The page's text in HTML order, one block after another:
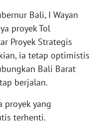
Bali, I Wayan
proyek Tol
Proyek Strategis
ia tetap optimistis
Bali Barat
berjalan.
proyek yang
terhenti.